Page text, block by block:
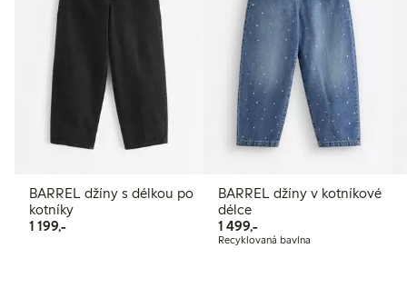
BARREL džíny s délkou po
kotníky
1 199,-1 199,00 Kč
BARREL džíny v kotníkové
délce
1 499,-1 499,00 Kč
Recyklovaná bavlna